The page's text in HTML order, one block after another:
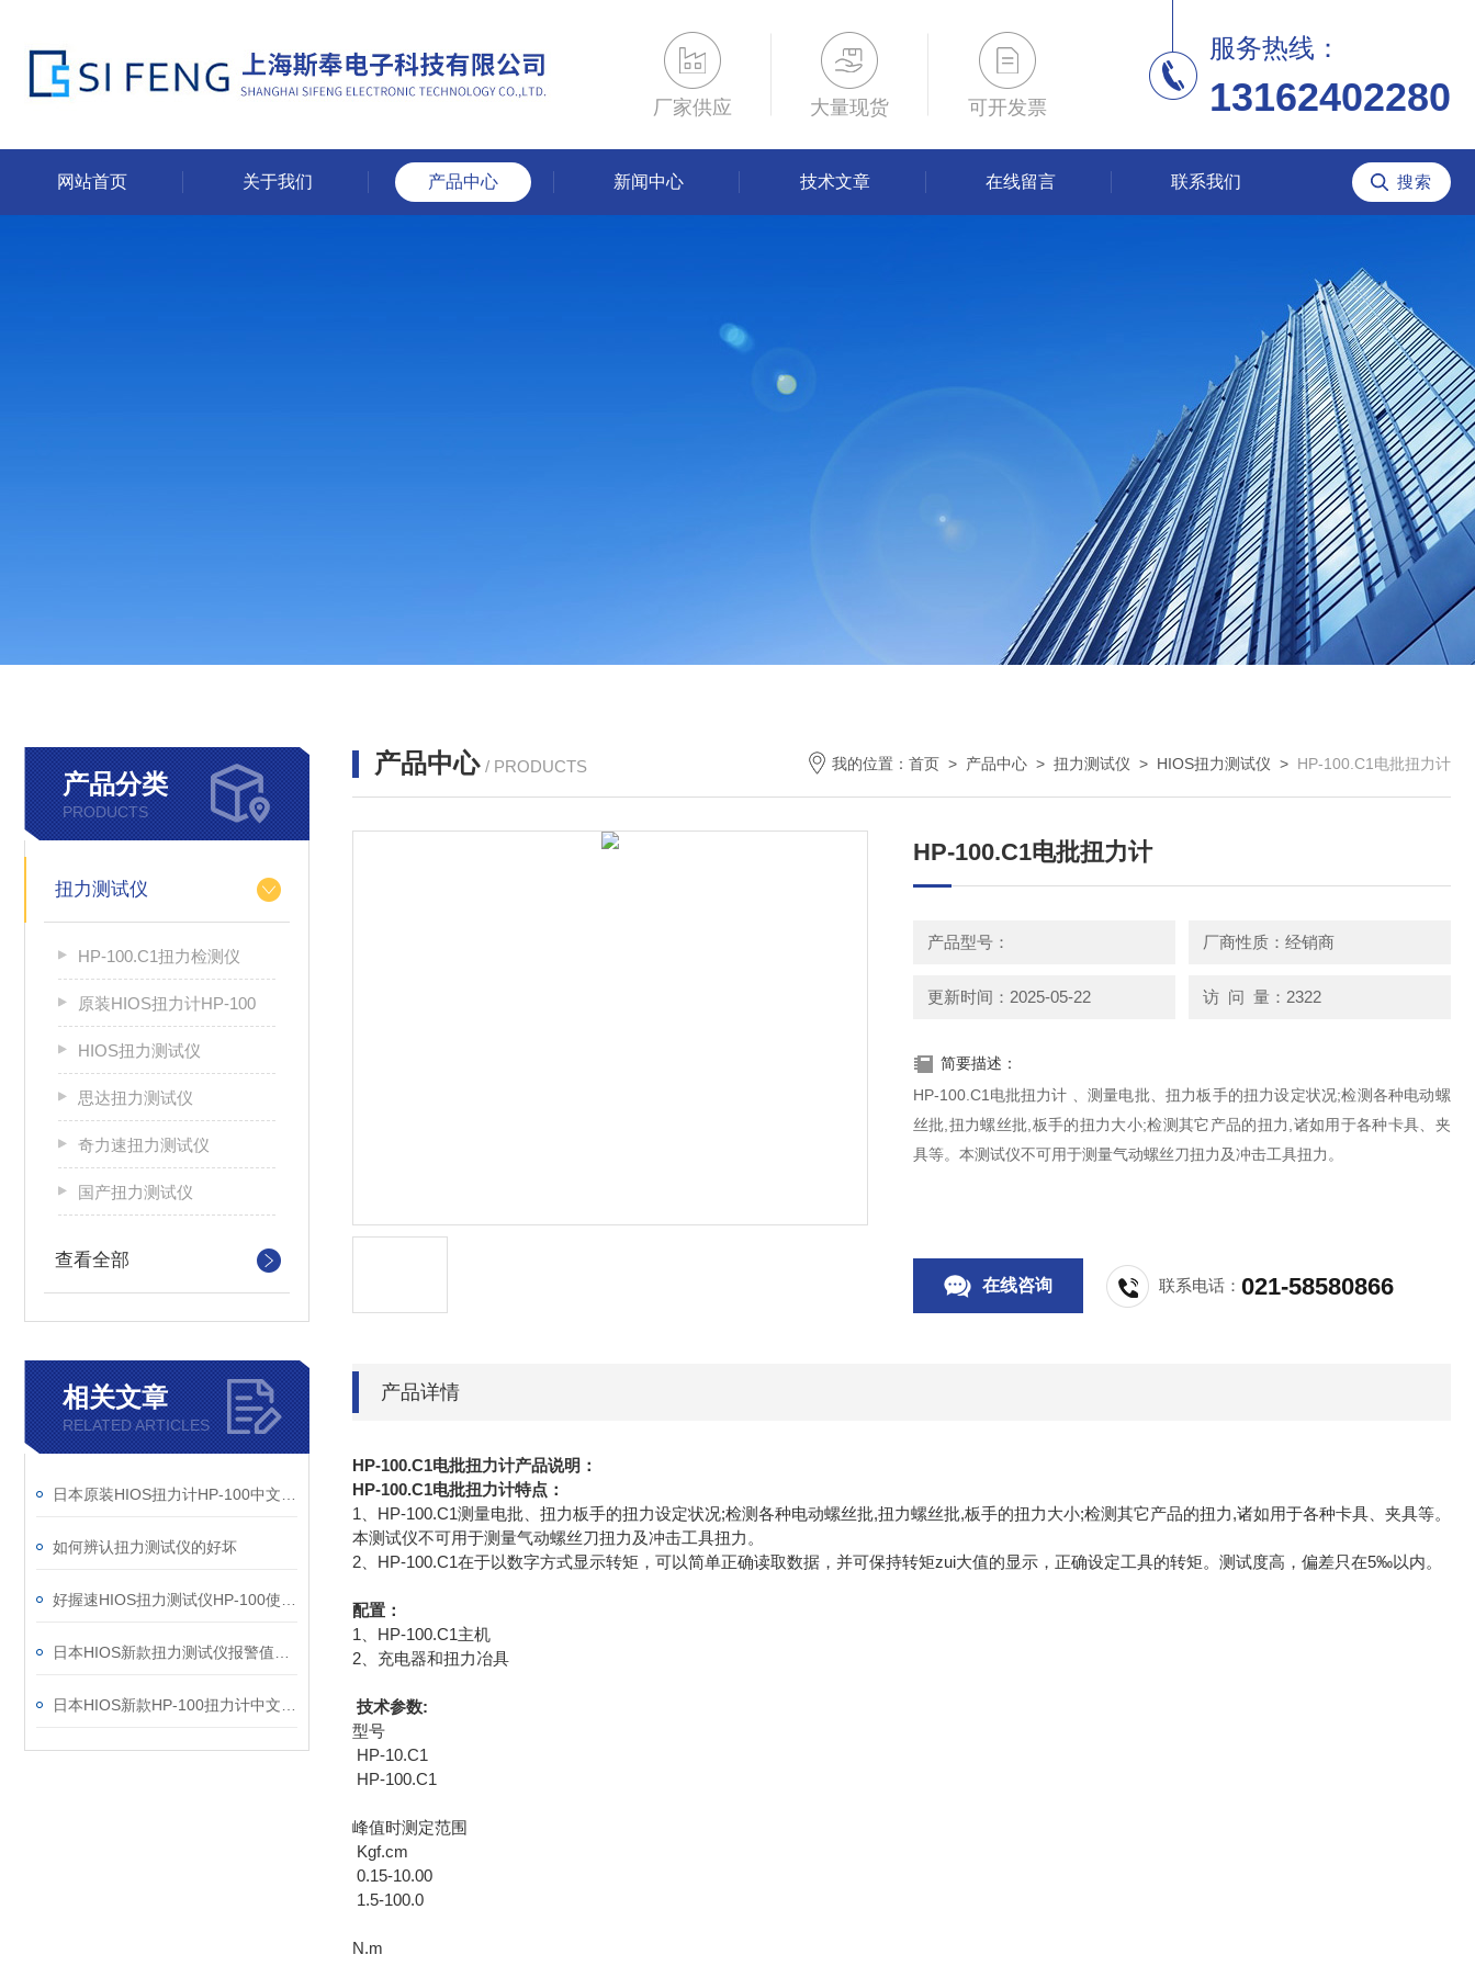
厂家供应 大量现货 可开发票
服务热线：
13162402280
网站首页 关于我们 产品中心 新闻中心 技术文章 在线留言 联系我们
产品分类
PRODUCTS
扭力测试仪
HP-100.C1扭力检测仪
原装HIOS扭力计HP-100
HIOS扭力测试仪
思达扭力测试仪
奇力速扭力测试仪
国产扭力测试仪
查看全部
相关文章
RELATED ARTICLES
如何辨认扭力测试仪的好坏
产品中心 / PRODUCTS 我的位置： 首页 > 产品中心 > 扭力测试仪 > HIOS扭力测试仪 > HP-100.C1电批扭力计
HP-100.C1电批扭力计
产品型号： 厂商性质：经销商
更新时间：2025-05-22 访 问 量：2322
简要描述：
HP-100.C1电批扭力计 、测量电批、扭力板手的扭力设定状况;检测各种电动螺
丝批,扭力螺丝批,板手的扭力大小;检测其它产品的扭力,诸如用于各种卡具、夹
具等。本测试仪不可用于测量气动螺丝刀扭力及冲击工具扭力。
在线咨询 联系电话：021-58580866
产品详情
HP-100.C1电批扭力计产品说明：
HP-100.C1电批扭力计特点：
1、HP-100.C1测量电批、扭力板手的扭力设定状况;检测各种电动螺丝批,扭力螺丝批,板手的扭力大小;检测其它产品的扭力,诸如用于各种卡具、夹具等。
本测试仪不可用于测量气动螺丝刀扭力及冲击工具扭力。
2、HP-100.C1在于以数字方式显示转矩，可以简单正确读取数据，并可保持转矩zui大值的显示，正确设定工具的转矩。测试度高，偏差只在5‰以内。
配置：
1、HP-100.C1主机
2、充电器和扭力冶具
技术参数:
型号
HP-10.C1
HP-100.C1
峰值时测定范围
Kgf.cm
0.15-10.00
1.5-100.0
N.m